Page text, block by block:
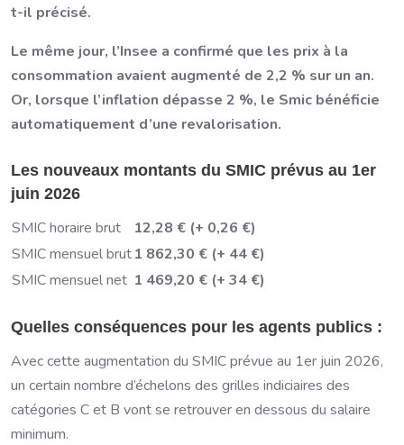
t-il précisé.
Le même jour, l’Insee a confirmé que les prix à la
consommation avaient augmenté de 2,2 % sur un an.
Or, lorsque l’inflation dépasse 2 %, le Smic bénéficie
automatiquement d’une revalorisation.
Les nouveaux montants du SMIC prévus au 1er
juin 2026
SMIC horaire brut
12,28 € (+ 0,26 €)
SMIC mensuel brut1 862,30 € (+ 44 €)
SMIC mensuel net 1 469,20 € (+ 34 €)
Quelles conséquences pour les agents publics :
Avec cette augmentation du SMIC prévue au 1er juin 2026,
un certain nombre d’échelons des grilles indiciaires des
catégories C et B vont se retrouver en dessous du salaire
minimum.